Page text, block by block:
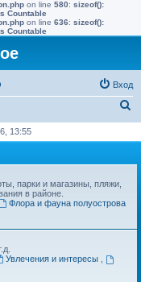
on line 580: sizeof():
Countable
on line 636: sizeof():
Countable
Вход
с
13:55
парки и магазины, пляжи,
в районе.
Флора и фауна полуострова
Увлечения и интересы